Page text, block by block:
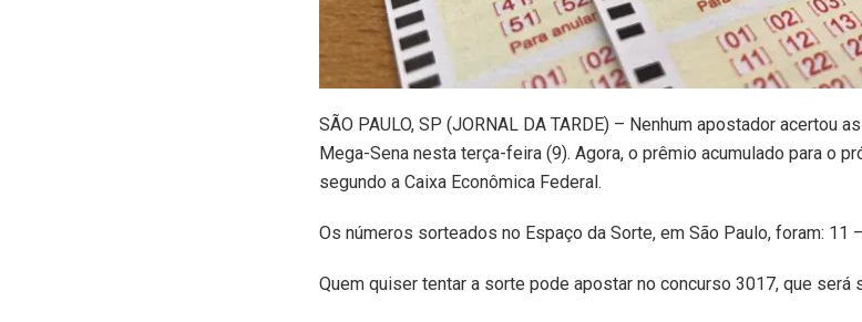
SÃO PAULO, SP (JORNAL DA TARDE) – Nenhum apostador acertou
Mega-Sena nesta terça-feira (9). Agora, o prêmio acumulado para o
segundo a Caixa Econômica Federal.
Os números sorteados no Espaço da Sorte, em São Paulo, foram: 11
Quem quiser tentar a sorte pode apostar no concurso 3017, que será